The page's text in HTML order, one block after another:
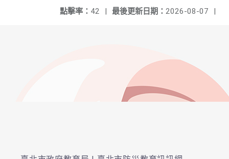
最後更新日期： 2026-08-07 |
點擊率： 42 |